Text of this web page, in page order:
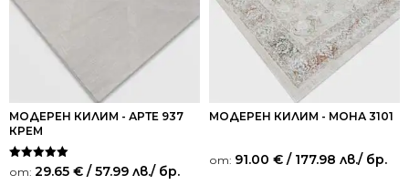
МОДЕРЕН КИЛИМ - АРТЕ 937
КРЕМ
Оценено на
5.00
от: 29.65 € / 57.99 лв./ бр.
МОДЕРЕН КИЛИМ - МОНА 3101
от: 91.00 € / 177.98 лв./ бр.